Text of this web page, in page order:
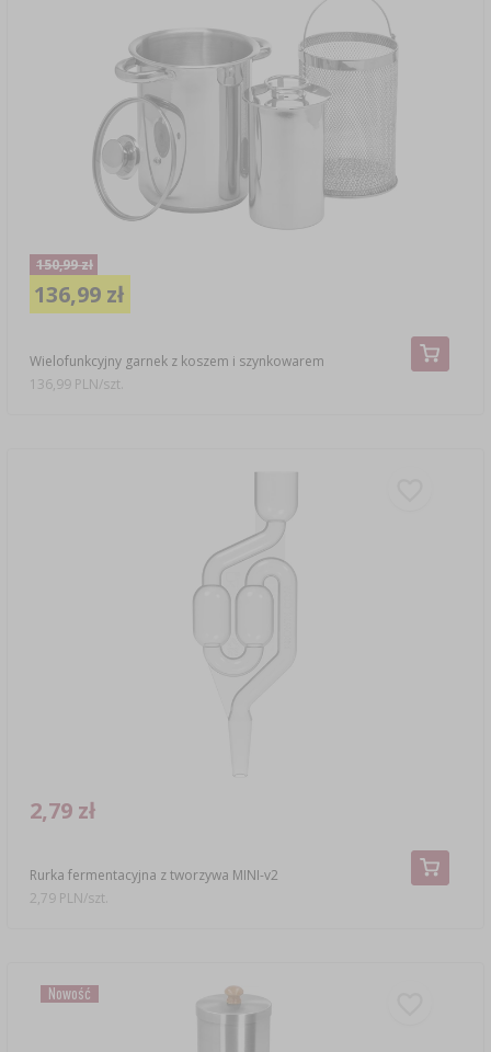
Wielofunkcyjny garnek z koszem i szynkowarem
150,99 zł
136,99 zł
136,99 PLN/szt.
Rurka fermentacyjna z tworzywa MINI-v2
2,79 zł
2,79 PLN/szt.
Nowość